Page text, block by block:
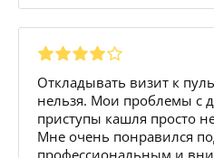
Откладывать визит к
нельзя. Мои проблемы с
приступы кашля просто
Мне очень понравился
профессиональным и